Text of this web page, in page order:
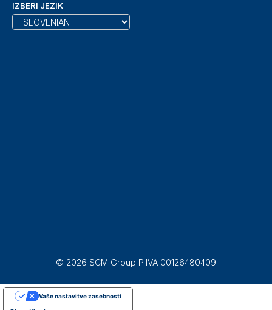
IZBERI JEZIK
© 2026 SCM Group P.IVA 00126480409
Vaše nastavitve zasebnosti